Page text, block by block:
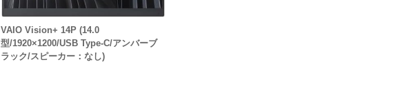
VAIO Vision+ 14P (14.0
型/1920×1200/USB Type-C/アンバーブ
ラック/スピーカー：なし)